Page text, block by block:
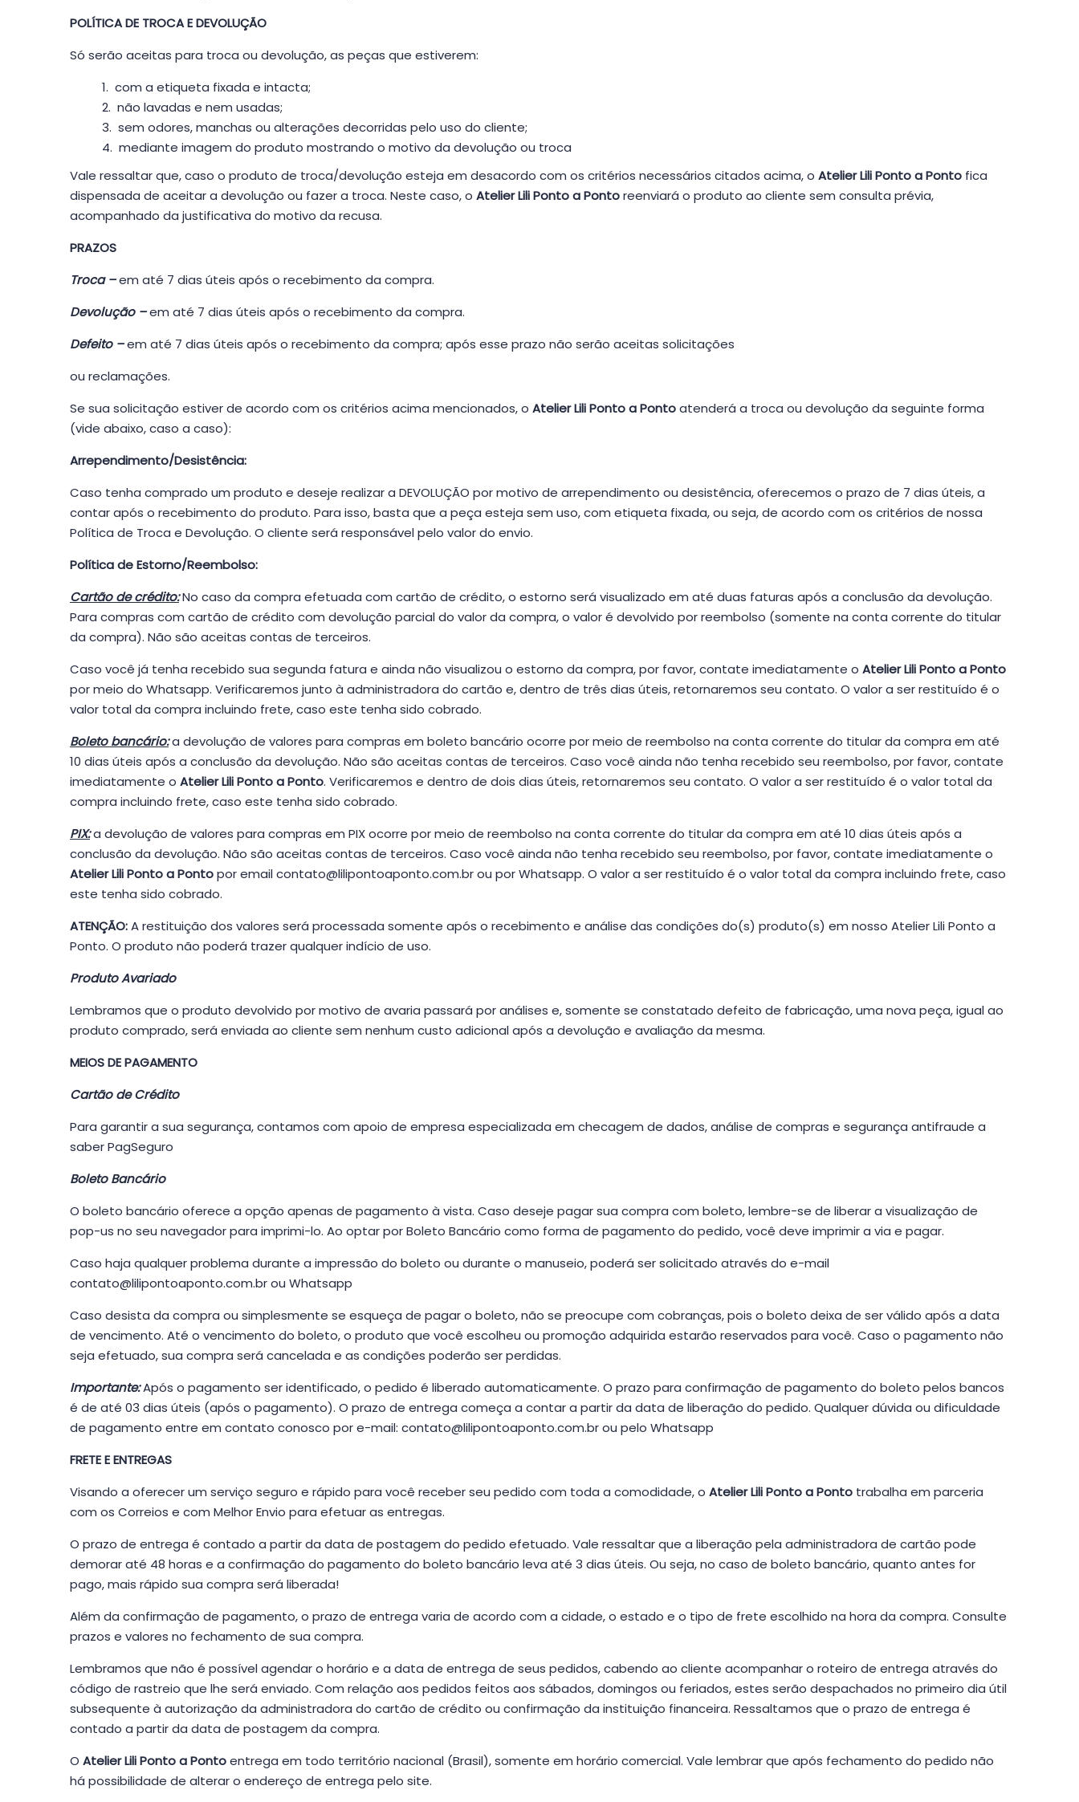
POLÍTICA DE TROCA E DEVOLUÇÃO
Só serão aceitas para troca ou devolução, as peças que estiverem:
com a etiqueta fixada e intacta;
não lavadas e nem usadas;
sem odores, manchas ou alterações decorridas pelo uso do cliente;
mediante imagem do produto mostrando o motivo da devolução ou troca
Vale ressaltar que, caso o produto de troca/devolução esteja em desacordo com os critérios necessários citados acima, o Atelier Lili Ponto a Ponto fica
dispensada de aceitar a devolução ou fazer a troca. Neste caso, o Atelier Lili Ponto a Pontoreenviará o produto ao cliente sem consulta prévia,
acompanhado da justificativa do motivo da recusa.
PRAZOS
Troca –em até 7 dias úteis após o recebimento da compra.
Devolução –em até 7 dias úteis após o recebimento da compra.
Defeito –em até 7 dias úteis após o recebimento da compra; após esse prazo não serão aceitas solicitações
ou reclamações.
Se sua solicitação estiver de acordo com os critérios acima mencionados, o Atelier Lili Ponto a Pontoatenderá a troca ou devolução da seguinte forma
(vide abaixo, caso a caso):
Arrependimento/Desistência:
Caso tenha comprado um produto e deseje realizar a DEVOLUÇÃO por motivo de arrependimento ou desistência, oferecemos o prazo de 7 dias úteis, a
contar após o recebimento do produto. Para isso, basta que a peça esteja sem uso, com etiqueta fixada, ou seja, de acordo com os critérios de nossa
Política de Troca e Devolução. O cliente será responsável pelo valor do envio.
Política de Estorno/Reembolso:
Cartão de crédito:No caso da compra efetuada com cartão de crédito, o estorno será visualizado em até duas faturas após a conclusão da devolução.
Para compras com cartão de crédito com devolução parcial do valor da compra, o valor é devolvido por reembolso (somente na conta corrente do titular
da compra). Não são aceitas contas de terceiros.
Caso você já tenha recebido sua segunda fatura e ainda não visualizou o estorno da compra, por favor, contate imediatamente o Atelier Lili Ponto a Ponto
por meio do Whatsapp. Verificaremos junto à administradora do cartão e, dentro de três dias úteis, retornaremos seu contato. O valor a ser restituído é o
valor total da compra incluindo frete, caso este tenha sido cobrado.
Boleto bancário:a devolução de valores para compras em boleto bancário ocorre por meio de reembolso na conta corrente do titular da compra em até
10 dias úteis após a conclusão da devolução. Não são aceitas contas de terceiros. Caso você ainda não tenha recebido seu reembolso, por favor, contate
imediatamente o Atelier Lili Ponto a Ponto. Verificaremos e dentro de dois dias úteis, retornaremos seu contato. O valor a ser restituído é o valor total da
compra incluindo frete, caso este tenha sido cobrado.
PIX:a devolução de valores para compras em PIX ocorre por meio de reembolso na conta corrente do titular da compra em até 10 dias úteis após a
conclusão da devolução. Não são aceitas contas de terceiros. Caso você ainda não tenha recebido seu reembolso, por favor, contate imediatamente o
Atelier Lili Ponto a Pontopor emailcontato@lilipontoaponto.com.brou porWhatsapp. O valor a ser restituído é o valor total da compra incluindo frete, caso
este tenha sido cobrado.
ATENÇÃO:A restituição dos valores será processada somente após o recebimento e análise das condições do(s) produto(s) em nosso Atelier Lili Ponto a
Ponto. O produto não poderá trazer qualquer indício de uso.
Produto Avariado
Lembramos que o produto devolvido por motivo de avaria passará por análises e, somente se constatado defeito de fabricação, uma nova peça, igual ao
produto comprado, será enviada ao cliente sem nenhum custo adicional após a devolução e avaliação da mesma.
MEIOS DE PAGAMENTO
Cartão de Crédito
Para garantir a sua segurança, contamos com apoio de empresa especializada em checagem de dados, análise de compras e segurança antifraude a
saber PagSeguro
Boleto Bancário
O boleto bancário oferece a opção apenas de pagamento à vista. Caso deseje pagar sua compra com boleto, lembre-se de liberar a visualização de
pop-us no seu navegador para imprimi-lo. Ao optar por Boleto Bancário como forma de pagamento do pedido, você deve imprimir a via e pagar.
Caso haja qualquer problema durante a impressão do boleto ou durante o manuseio, poderá ser solicitado através do e-mail
contato@lilipontoaponto.com.brou Whatsapp
Caso desista da compra ou simplesmente se esqueça de pagar o boleto, não se preocupe com cobranças, pois o boleto deixa de ser válido após a data
de vencimento. Até o vencimento do boleto, o produto que você escolheu ou promoção adquirida estarão reservados para você. Caso o pagamento não
seja efetuado, sua compra será cancelada e as condições poderão ser perdidas.
Importante:Após o pagamento ser identificado, o pedido é liberado automaticamente. O prazo para confirmação de pagamento do boleto pelos bancos
é de até 03 dias úteis (após o pagamento). O prazo de entrega começa a contar a partir da data de liberação do pedido. Qualquer dúvida ou dificuldade
de pagamento entre em contato conosco por e-mail: contato@lilipontoaponto.com.brou pelo Whatsapp
FRETE E ENTREGAS
Visando a oferecer um serviço seguro e rápido para você receber seu pedido com toda a comodidade, o Atelier Lili Ponto a Ponto trabalha em parceria
com os Correios e com Melhor Envio para efetuar as entregas.
O prazo de entrega é contado a partir da data de postagem do pedido efetuado. Vale ressaltar que a liberação pela administradora de cartão pode
demorar até 48 horas e a confirmação do pagamento do boleto bancário leva até 3 dias úteis. Ou seja, no caso de boleto bancário, quanto antes for
pago, mais rápido sua compra será liberada!
Além da confirmação de pagamento, o prazo de entrega varia de acordo com a cidade, o estado e o tipo de frete escolhido na hora da compra. Consulte
prazos e valores no fechamento de sua compra.
Lembramos que não é possível agendar o horário e a data de entrega de seus pedidos, cabendo ao cliente acompanhar o roteiro de entrega através do
código de rastreio que lhe será enviado. Com relação aos pedidos feitos aos sábados, domingos ou feriados, estes serão despachados no primeiro dia útil
subsequente à autorização da administradora do cartão de crédito ou confirmação da instituição financeira. Ressaltamos que o prazo de entrega é
contado a partir da data de postagem da compra.
O Atelier Lili Ponto a Pontoentrega em todo território nacional (Brasil), somente em horário comercial. Vale lembrar que após fechamento do pedido não
há possibilidade de alterar o endereço de entrega pelo site.